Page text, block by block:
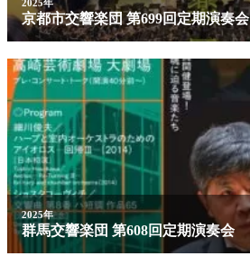
2025年
京都市交響楽団 第699回定期演奏会
2025年
群馬交響楽団 第608回定期演奏会